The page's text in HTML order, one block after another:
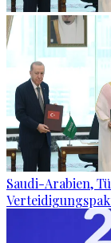
Saudi-Arabien,